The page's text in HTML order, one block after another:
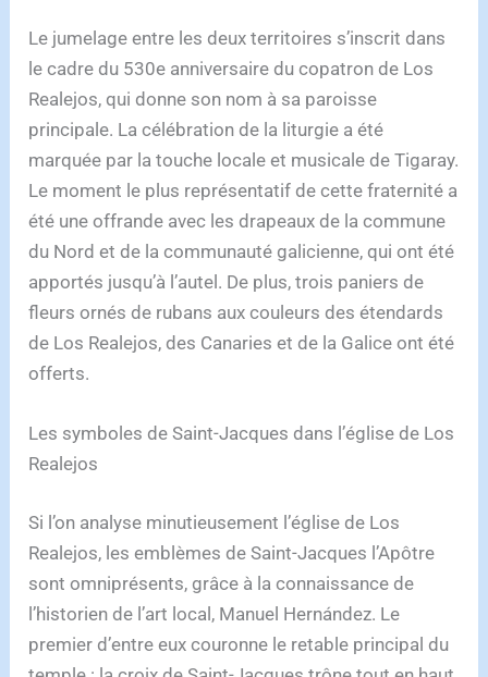
Le jumelage entre les deux territoires s’inscrit dans
le cadre du 530e anniversaire du copatron de Los
Realejos, qui donne son nom à sa paroisse
principale. La célébration de la liturgie a été
marquée par la touche locale et musicale de Tigaray.
Le moment le plus représentatif de cette fraternité a
été une offrande avec les drapeaux de la commune
du Nord et de la communauté galicienne, qui ont été
apportés jusqu’à l’autel. De plus, trois paniers de
fleurs ornés de rubans aux couleurs des étendards
de Los Realejos, des Canaries et de la Galice ont été
offerts.
Les symboles de Saint-Jacques dans l’église de Los
Realejos
Si l’on analyse minutieusement l’église de Los
Realejos, les emblèmes de Saint-Jacques l’Apôtre
sont omniprésents, grâce à la connaissance de
l’historien de l’art local, Manuel Hernández. Le
premier d’entre eux couronne le retable principal du